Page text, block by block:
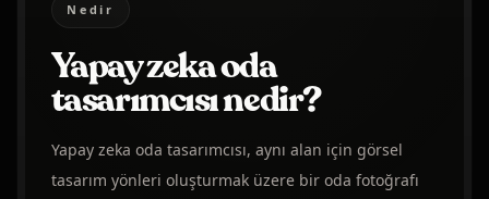
Nedir
Yapay zeka oda
tasarımcısı nedir?
Yapay zeka oda tasarımcısı, aynı alan için görsel
tasarım yönleri oluşturmak üzere bir oda fotoğrafı